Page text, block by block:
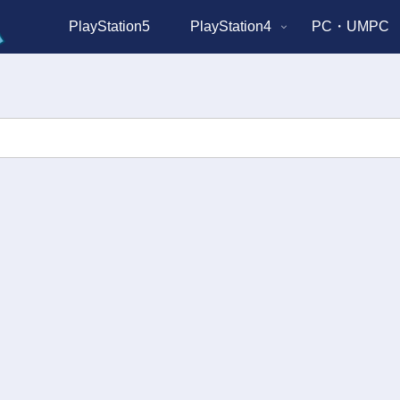
PlayStation5 PlayStation4 PC・UMPC